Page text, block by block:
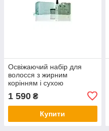
Освіжаючий набір для
волосся з жирним
корінням і сухою
довжиною Luseta Beauty
Rosemary Mint Jet-Set Hair
Refresh Kit
1 590 ₴
Купити